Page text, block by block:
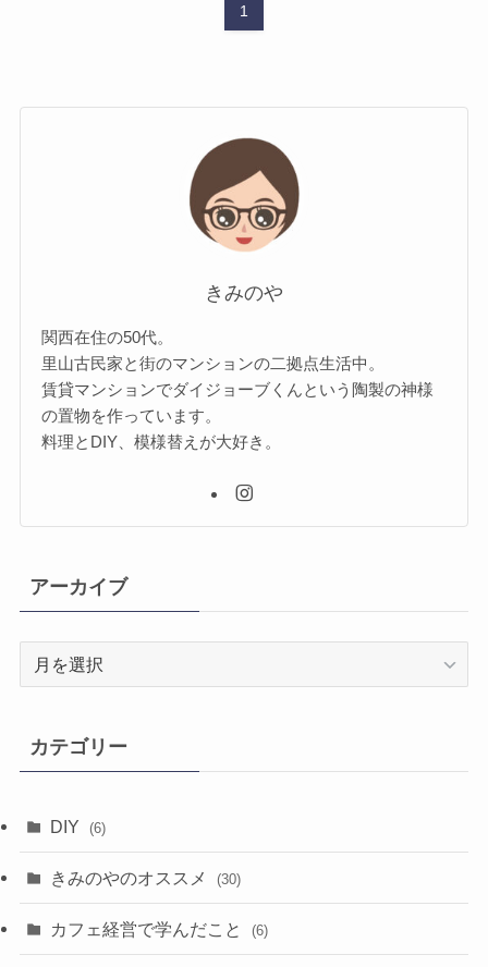
1
きみのや
関西在住の50代。
里山古民家と街のマンションの二拠点生活中。
賃貸マンションでダイジョーブくんという陶製の神様
の置物を作っています。
料理とDIY、模様替えが大好き。
アーカイブ
ブ
カテゴリー
DIY (6)
きみのやのオススメ (30)
カフェ経営で学んだこと (6)